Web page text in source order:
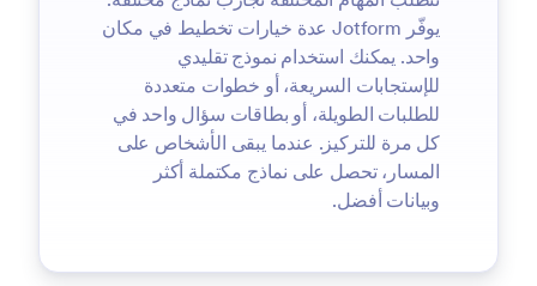
يوفّر Jotform عدة خيارات تخطيط في مكان
واحد. يمكنك استخدام نموذج تقليدي
للإستجابات السريعة، أو خطوات متعددة
للطلبات الطويلة، أو بطاقات سؤال واحد في
كل مرة للتركيز. عندما يبقى الأشخاص على
المسار، تحصل على نماذج مكتملة أكثر
وبيانات أفضل.